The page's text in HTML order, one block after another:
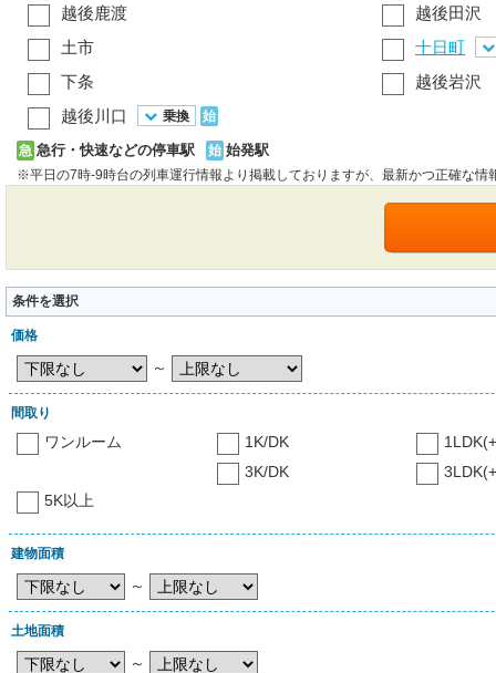
越後鹿渡
越後田沢
土市
十日町
下条
越後岩沢
越後川口
乗換 始
急 急行・快速などの停車駅 始 始発駅
※平日の7時-9時台の列車運行情報より掲載しておりますが、最新かつ正確な情
条件を選択
価格
～
間取り
ワンルーム 1K/DK
3K/DK
5K以上
建物面積
～
土地面積
～